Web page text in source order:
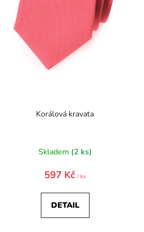
Korálová kravata
Skladem (2 ks)
597 Kč/ ks
DETAIL